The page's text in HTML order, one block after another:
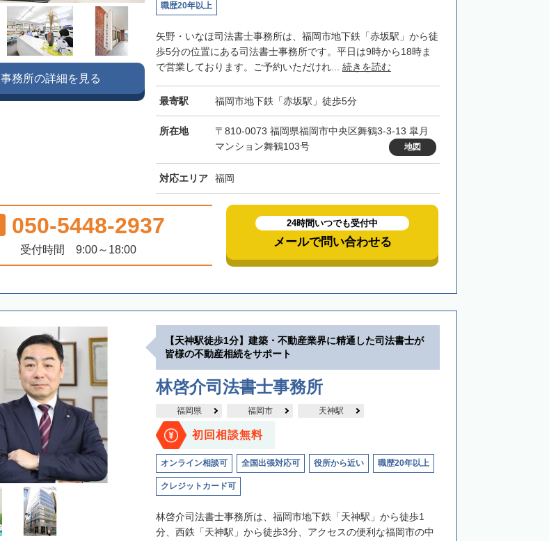
職歴20年以上
矢野・いなほ司法書士事務所は、福岡市地下鉄「赤坂駅」から徒
歩5分の位置にある司法書士事務所です。平日は9時から18時ま
で営業しております。ご予約いただけれ... 続きを読む
最寄駅 福岡市地下鉄「赤坂駅」徒歩5分
所在地
〒810-0073 福岡県福岡市中央区舞鶴3-3-13 皐月
マンション舞鶴103号
地図
対応エリア 福岡
事務所の詳細を見る
050-5448-2937
受付時間 9:00～18:00
24時間いつでも受付中
メールで問い合わせる
【天神駅徒歩1分】建築・不動産業界に精通した司法書士が
皆様の不動産相続をサポート
林啓介司法書士事務所
福岡県 福岡市 天神駅
初回相談無料
オンライン相談可 全国出張対応可 役所から近い 職歴20年以上
クレジットカード可
林啓介司法書士事務所は、福岡市地下鉄「天神駅」から徒歩1
分、西鉄「天神駅」から徒歩3分、アクセスの便利な福岡市の中